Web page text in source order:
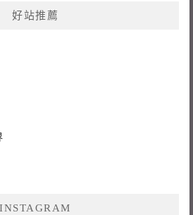
好站推薦
INSTAGRAM